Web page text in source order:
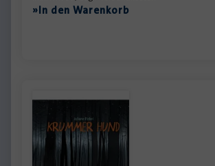
»In den Warenkorb